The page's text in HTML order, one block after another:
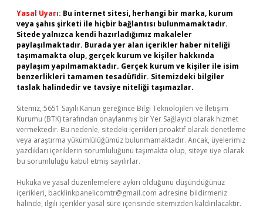
Yasal Uyarı: Bu internet sitesi, herhangi bir marka, kurum
veya şahıs şirketi ile hiçbir bağlantısı bulunmamaktadır.
Sitede yalnızca kendi hazırladığımız makaleler
paylaşılmaktadır. Burada yer alan içerikler haber niteliği
taşımamakta olup, gerçek kurum ve kişiler hakkında
paylaşım yapılmamaktadır. Gerçek kurum ve kişiler ile isim
benzerlikleri tamamen tesadüfidir. Sitemizdeki bilgiler
taslak halindedir ve tavsiye niteliği taşımazlar.
Sitemiz, 5651 Sayılı Kanun gereğince Bilgi Teknolojileri ve İletişim
Kurumu (BTK) tarafından onaylanmış bir Yer Sağlayıcı olarak hizmet
vermektedir. Bu nedenle, sitedeki içerikleri proaktif olarak denetleme
veya araştırma yükümlülüğümüz bulunmamaktadır. Ancak, üyelerimiz
yazdıkları içeriklerin sorumluluğunu taşımakta olup, siteye üye olarak
bu sorumluluğu kabul etmiş sayılırlar.
Hukuka ve yasal düzenlemelere aykırı olduğunu düşündüğünüz
içerikleri, backlinkpanelicomtr@gmail.com adresine bildirmeniz
halinde, ilgili içerikler yasal süre içerisinde sitemizden kaldırılacaktır.